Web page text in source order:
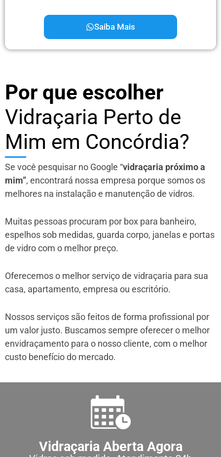
Saiba Mais
Por que escolher
Vidraçaria Perto de
Mim em Concórdia?
Se você pesquisar no Google “vidraçaria próximo a
mim”, encontrará nossa empresa porque somos os
melhores na instalação e manutenção de vidros.
Muitas pessoas procuram por box para banheiro,
espelhos sob medidas, guarda corpo, janelas e portas
de vidro com o melhor preço.
Oferecemos o melhor serviço de vidraçaria para sua
casa, apartamento, empresa ou escritório.
Nossos serviços são feitos de forma profissional por
um valor justo. Buscamos sempre oferecer o melhor
envidraçamento para o nosso cliente, com o melhor
custo benefício do mercado.
Vidraçaria Aberta Agora